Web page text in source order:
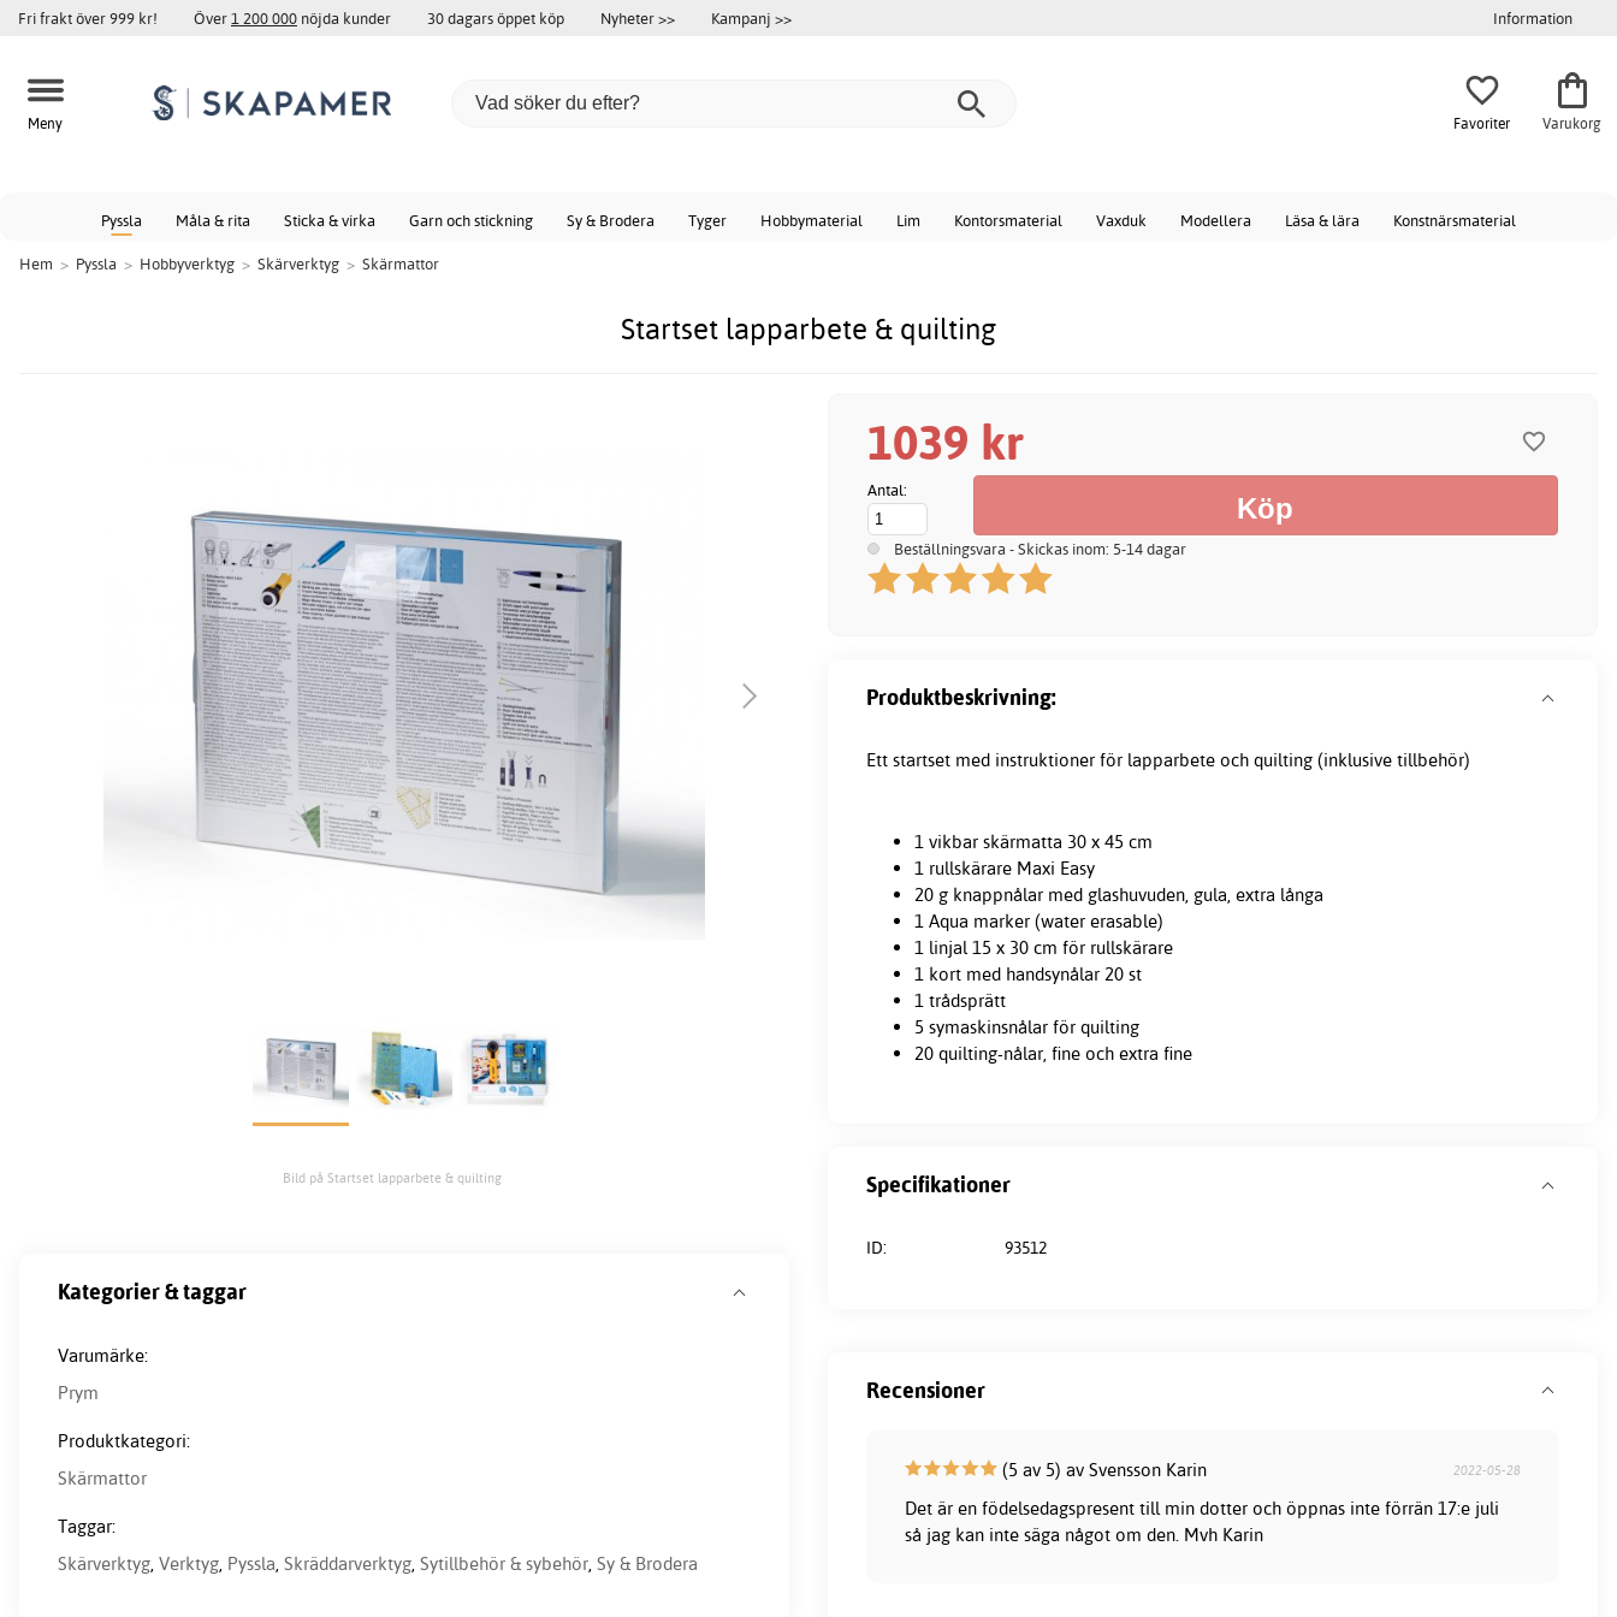
Fri frakt över 999 kr! Över1 200 000 nöjda kunder 30 dagars öppet köp Nyheter >> Kampanj >> Information
Meny Favoriter Varukorg
Pyssla Måla & rita Sticka & virka Garn och stickning Sy & Brodera Tyger Hobbymaterial Lim Kontorsmaterial Vaxduk Modellera Läsa & lära Konstnärsmaterial
Hem > Pyssla > Hobbyverktyg > Skärverktyg > Skärmattor
Startset lapparbete & quilting
Bild på Startset lapparbete & quilting
1039 kr
Antal:
Beställningsvara - Skickas inom: 5-14 dagar
Produktbeskrivning:
Ett startset med instruktioner för lapparbete och quilting (inklusive tillbehör)
1 vikbar skärmatta 30 x 45 cm
1 rullskärare Maxi Easy
20 g knappnålar med glashuvuden, gula, extra långa
1 Aqua marker (water erasable)
1 linjal 15 x 30 cm för rullskärare
1 kort med handsynålar 20 st
1 trådsprätt
5 symaskinsnålar för quilting
20 quilting-nålar, fine och extra fine
Specifikationer
ID: 93512
Kategorier & taggar
Varumärke:
Prym
Produktkategori:
Skärmattor
Taggar:
Skärverktyg Verktyg Pyssla Skräddarverktyg Sytillbehör & sybehör Sy & Brodera
Recensioner
(5 av 5) av Svensson Karin 2022-05-28
Det är en födelsedagspresent till min dotter och öppnas inte förrän 17:e juli
så jag kan inte säga något om den. Mvh Karin